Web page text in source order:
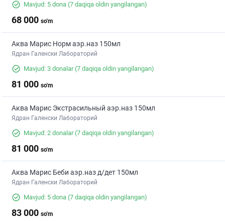
Mavjud: 5 dona (7 daqiqa oldin yangilangan)
68 000 so'm
Аква Марис Норм аэр.наз 150мл
Ядран Галенски Лабораторий
Mavjud: 3 donalar(7 daqiqa oldin yangilangan)
81 000 so'm
Аква Марис Экстрасильный аэр.наз 150мл
Ядран Галенски Лабораторий
Mavjud: 2 donalar(7 daqiqa oldin yangilangan)
81 000 so'm
Аква Марис Беби аэр.наз д/дет 150мл
Ядран Галенски Лабораторий
Mavjud: 5 dona (7 daqiqa oldin yangilangan)
83 000 so'm